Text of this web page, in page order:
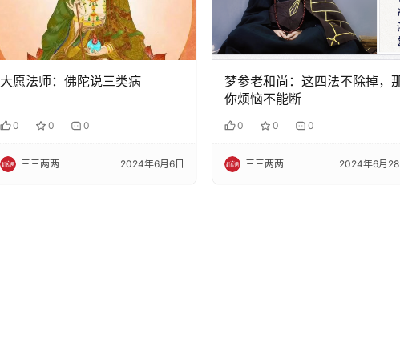
大愿法师：佛陀说三类病
0 0 0
三三两两 2024年6月6日
梦参老和尚：这四法不除掉，
你烦恼不能断
0 0 0
三三两两 2024年6月